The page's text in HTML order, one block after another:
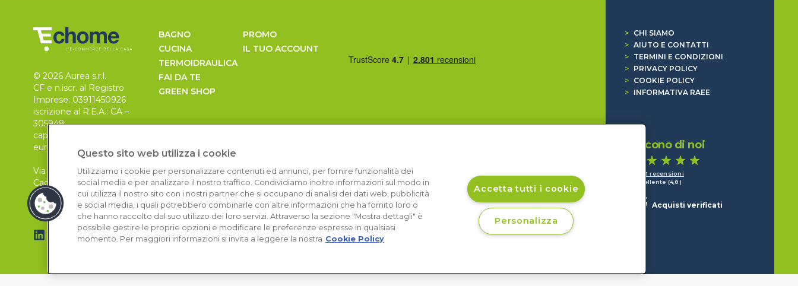
© 2026 Aurea s.r.l.
CF e n.iscr. al Registro
Imprese: 03911450926
iscrizione al R.E.A.: CA –
305948
capitale sociale 30.000
euro, i.v.
Via Pietro Leo n. 6
Cagliari
09129
BAGNO
CUCINA
TERMOIDRAULICA
FAI DA TE
GREEN SHOP
PROMO
IL TUO ACCOUNT
>
CHI SIAMO
> AIUTO E CONTATTI
>
TERMINI E CONDIZIONI
>
PRIVACY POLICY
>
COOKIE POLICY
>
INFORMATIVA RAEE
Dicono di noi
1.641 recensioni
Eccellente (4,8)
Acquisti verificati
Questo sito web utilizza i cookie
Utilizziamo i cookie per personalizzare contenuti ed annunci, per fornire funzionalità dei
social media e per analizzare il nostro traffico. Condividiamo inoltre informazioni sul modo in
cui utilizza il nostro sito con i nostri partner che si occupano di analisi dei dati web, pubblicità
e social media, i quali potrebbero combinarle con altre informazioni che ha fornito loro o
che hanno raccolto dal suo utilizzo dei loro servizi. Attraverso la sezione "Mostra dettagli" è
possibile gestire le proprie opzioni e modificare le preferenze espresse in qualsiasi
momento. Per maggiori informazioni si invita a leggere la nostra Cookie Policy
Accetta tutti i cookie
Personalizza